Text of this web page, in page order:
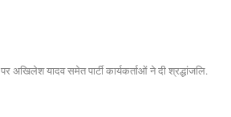
अखिलेश यादव समेत पार्टी कार्यकर्ताओं ने दी श्रद्धांजलि.